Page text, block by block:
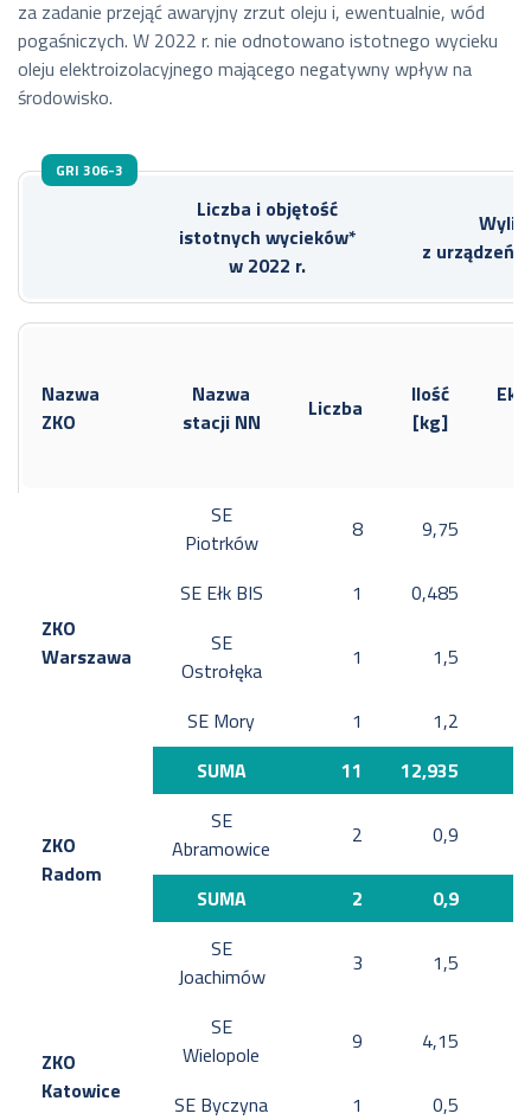
za zadanie przejąć awaryjny zrzut oleju i, ewentualnie, wód
pogaśniczych. W 2022 r. nie odnotowano istotnego wycieku
oleju elektroizolacyjnego mającego negatywny wpływ na
środowisko.
GRI 306-3
Liczba i objętość
istotnych wycieków*
w 2022 r.
z urządzeń
Nazwa
ZKO
Nazwa
stacji NN
Liczba
Ilość
[kg]
ZKO
Warszawa
SE
Piotrków
8 9,75
SE Ełk BIS 1 0,485
SE
Ostrołęka
1 1,5
SE Mory 1
1,2
SUMA
11 12,935
ZKO
Radom
SE
Abramowice
2 0,9
SUMA 2 0,9
ZKO
Katowice
SE
Joachimów
3 1,5
SE
Wielopole
9 4,15
SE Byczyna 1
0,5